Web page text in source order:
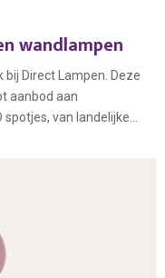
wandlampen
Direct Lampen. Deze
aanbod aan
van landelijke...